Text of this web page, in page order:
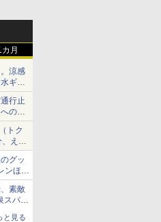
カ月
涼感
ギア
行止
の迂
トク
えき
グッ
ンほ
素敵
スパに
と見る